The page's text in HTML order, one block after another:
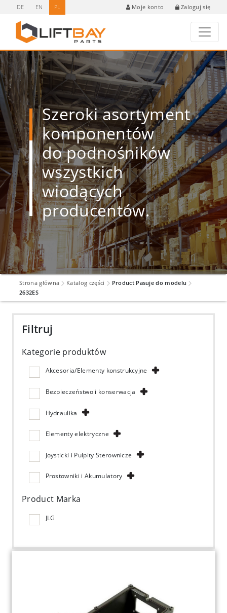
DE EN PL Moje konto Zaloguj się
Szeroki asortyment
komponentów
do podnośników
wszystkich
wiodących
producentów.
Strona główna Katalog części
Product Pasuje do modelu
2632ES
Filtruj
Kategorie produktów
Akcesoria/Elementy konstrukcyjne
Bezpieczeństwo i konserwacja
Hydraulika
Elementy elektryczne
Joysticki i Pulpity Sterownicze
Prostowniki i Akumulatory
Product Marka
JLG